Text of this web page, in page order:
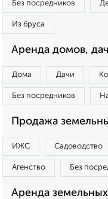
Без посредников
Из бруса
Аренда домов,
Дома Дачи
Без посредников
Продажа
ИЖС Садоводство
Агенство Без
Аренда земельных